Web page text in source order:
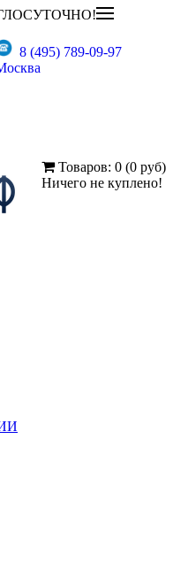
8 (495) 789-09-97
Товаров: 0 (0 руб)
Ничего не куплено!